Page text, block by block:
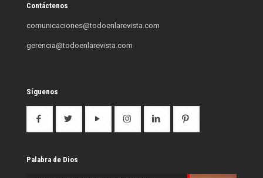
Contáctenos
comunicaciones@todoenlarevista.com
gerencia@todoenlarevista.com
Síguenos
Palabra de Dios